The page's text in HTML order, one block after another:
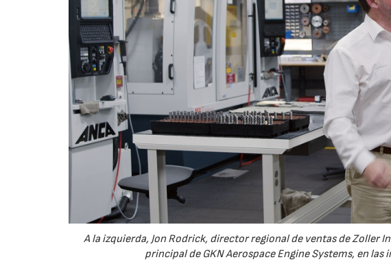
A la izquierda, Jon Rodrick, director regional de ventas de Zoller
principal de GKN Aerospace Engine Systems, en